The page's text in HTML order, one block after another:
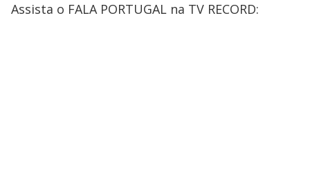
Assista o FALA PORTUGAL na TV RECORD: